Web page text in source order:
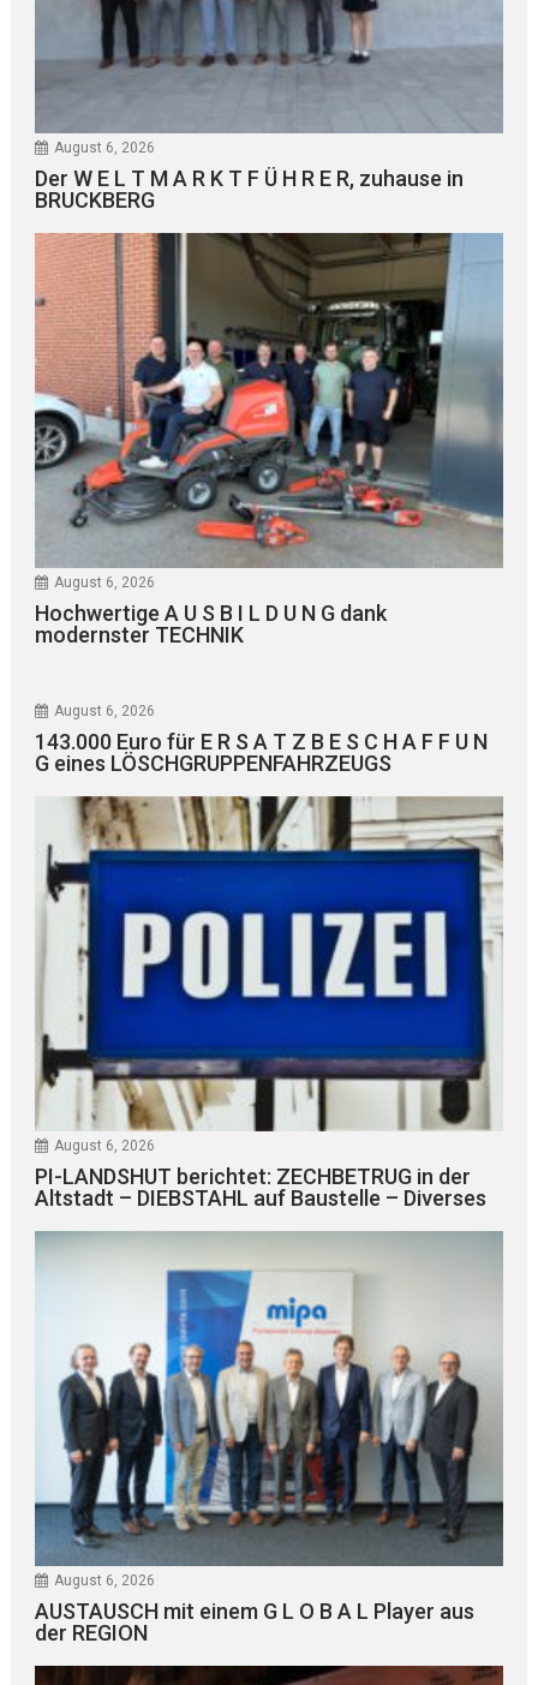
August 6, 2026
Der W E L T M A R K T F Ü H R E R, zuhause in
BRUCKBERG
August 6, 2026
Hochwertige A U S B I L D U N G dank
modernster TECHNIK
August 6, 2026
143.000 Euro für E R S A T Z B E S C H A F F U N
G eines LÖSCHGRUPPENFAHRZEUGS
August 6, 2026
PI-LANDSHUT berichtet: ZECHBETRUG in der
Altstadt – DIEBSTAHL auf Baustelle – Diverses
August 6, 2026
AUSTAUSCH mit einem G L O B A L Player aus
der REGION